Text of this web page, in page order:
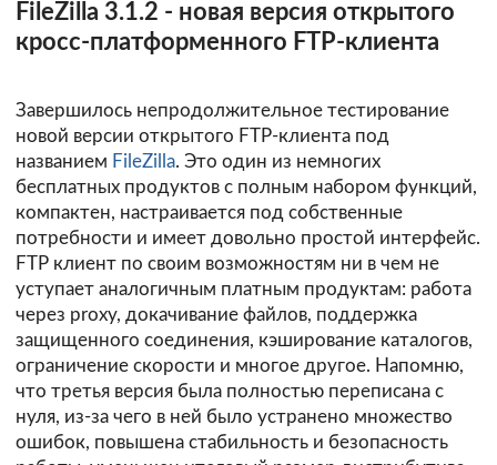
FileZilla 3.1.2 - новая версия открытого
кросс-платформенного FTP-клиента
Завершилось непродолжительное тестирование
новой версии открытого FTP-клиента под
названием FileZilla. Это один из немногих
бесплатных продуктов с полным набором функций,
компактен, настраивается под собственные
потребности и имеет довольно простой интерфейс.
FTP клиент по своим возможностям ни в чем не
уступает аналогичным платным продуктам: работа
через proxy, докачивание файлов, поддержка
защищенного соединения, кэширование каталогов,
ограничение скорости и многое другое. Напомню,
что третья версия была полностью переписана с
нуля, из-за чего в ней было устранено множество
ошибок, повышена стабильность и безопасность